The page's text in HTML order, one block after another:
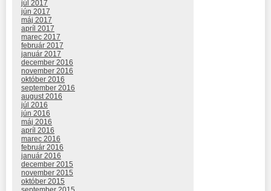
júl 2017
jún 2017
máj 2017
apríl 2017
marec 2017
február 2017
január 2017
december 2016
november 2016
október 2016
september 2016
august 2016
júl 2016
jún 2016
máj 2016
apríl 2016
marec 2016
február 2016
január 2016
december 2015
november 2015
október 2015